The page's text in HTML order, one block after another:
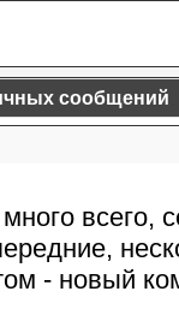
сообщений
всего,
- новый